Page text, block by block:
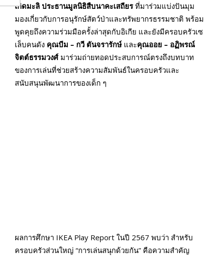
เกิดมะลิ ประธานมูลนิธิสืบนาคะเสถียรที่มาร่วมแบ่งปันมุม
มองเกี่ยวกับการอนุรักษ์สัตว์ป่าและทรัพยากรธรรมชาติ พร้อม
พูดคุยถึงความร่วมมือครั้งล่าสุดกับอิเกีย และยังมีครอบครัวเซ
เล็บคนดัง คุณบีม – กวี ตันจรารักษ์ และคุณออย – อฏิพรณ์
จิตต์ธรรมวงศ์ มาร่วมถ่ายทอดประสบการณ์ตรงถึงบทบาท
ของการเล่นที่ช่วยสร้างความสัมพันธ์ในครอบครัวและ
สนับสนุนพัฒนาการของเด็ก ๆ
ผลการศึกษา IKEA Play Report ในปี 2567 พบว่า สำหรับ
ครอบครัวส่วนใหญ่ “การเล่นสนุกด้วยกัน” คือความสำคัญ